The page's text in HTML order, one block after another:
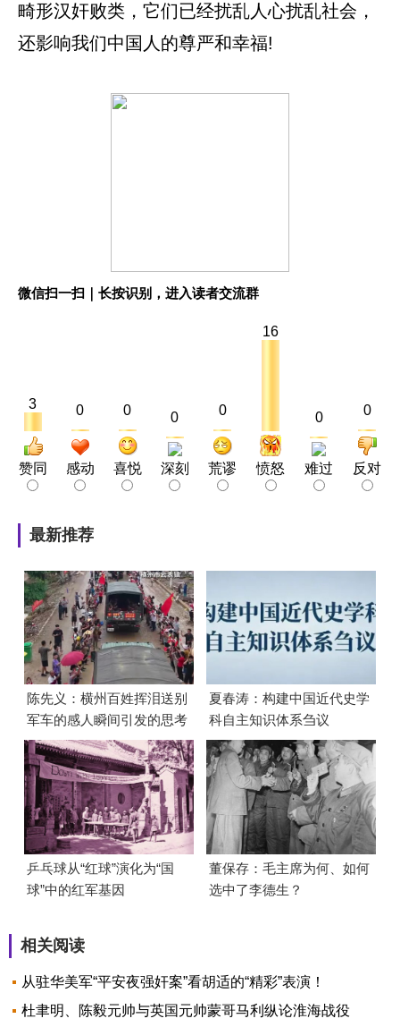
畸形汉奸败类，它们已经扰乱人心扰乱社会，
还影响我们中国人的尊严和幸福!
微信扫一扫｜长按识别，进入读者交流群
3
赞同
0
感动
0
喜悦
0
深刻
0
荒谬
16
愤怒
0
难过
0
反对
最新推荐
陈先义：横州百姓挥泪送别
军车的感人瞬间引发的思考
夏春涛：构建中国近代史学
科自主知识体系刍议
乒乓球从“红球”演化为“国
球”中的红军基因
董保存：毛主席为何、如何
选中了李德生？
相关阅读
从驻华美军“平安夜强奸案”看胡适的“精彩”表演！
杜聿明、陈毅元帅与英国元帅蒙哥马利纵论淮海战役